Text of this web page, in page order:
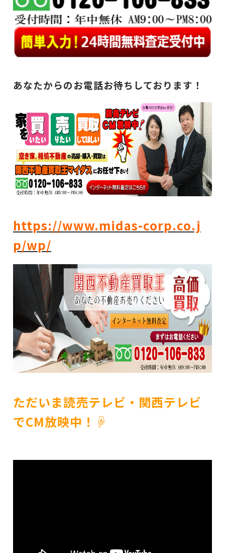
あなたからのお電話お待ちしております！
https://www.midas-corp.co.j
p/wp/
ただいま読売テレビ・関西テレビ
でCM放映中！☟